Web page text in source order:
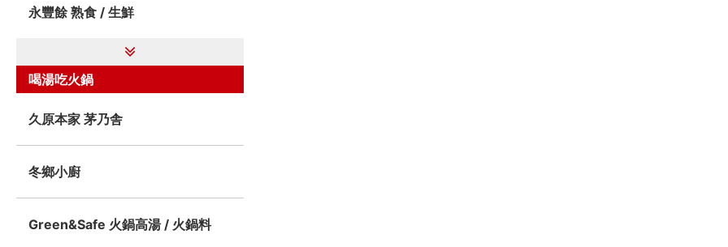
永豐餘 熟食 / 生鮮
喝湯吃火鍋
久原本家 茅乃舎
冬鄉小廚
Green&Safe 火鍋高湯 / 火鍋料